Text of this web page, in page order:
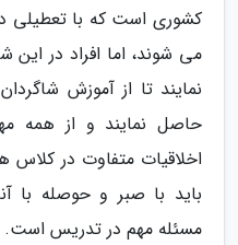
کشوری است که با تعطیلی
می شوند، اما افراد در
نمایند تا از آموزش
حاصل نمایند و از همه
اخلاقیات متفاوت در کلاس
باید با صبر و حوصله با
مسئله مهم در تدریس است.